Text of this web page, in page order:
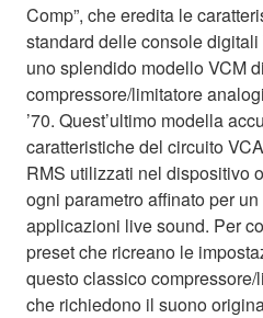
Comp”, che eredita le
standard delle console digitali
uno splendido modello VCM
compressore/limitatore
’70. Quest’ultimo modella
caratteristiche del circuito
RMS utilizzati nel dispositivo
ogni parametro affinato per
applicazioni live sound. Per
preset che ricreano le
questo classico
che richiedono il suono